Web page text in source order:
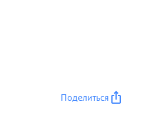
Поделиться